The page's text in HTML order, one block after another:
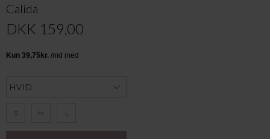
Calida
DKK 159,00
S M L